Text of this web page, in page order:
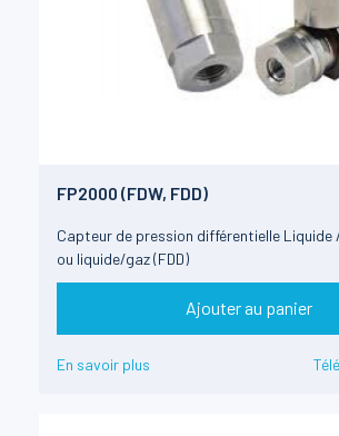
FP2000 (FDW, FDD)
Capteur de pression différentielle Liquide
ou liquide/gaz (FDD)
Ajouter au panier
En savoir plus